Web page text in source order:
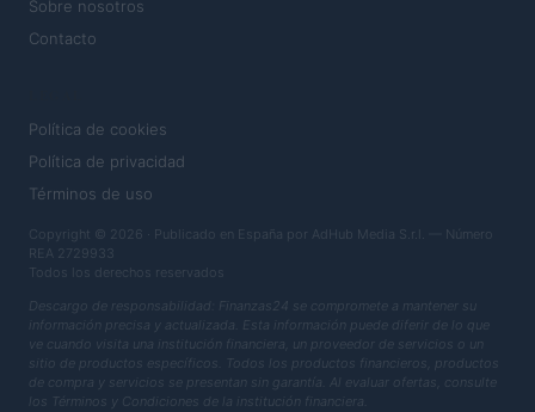
Sobre nosotros
Contacto
Política de cookies
Política de privacidad
Términos de uso
Copyright © 2026 · Publicado en España por AdHub Media S.r.l. — Número
REA 2729933
Todos los derechos reservados
Descargo de responsabilidad: Finanzas24 se compromete a mantener su
información precisa y actualizada. Esta información puede diferir de lo que
ve cuando visita una institución financiera, un proveedor de servicios o un
sitio de productos específicos. Todos los productos financieros, productos
de compra y servicios se presentan sin garantía. Al evaluar ofertas, consulte
los Términos y Condiciones de la institución financiera.